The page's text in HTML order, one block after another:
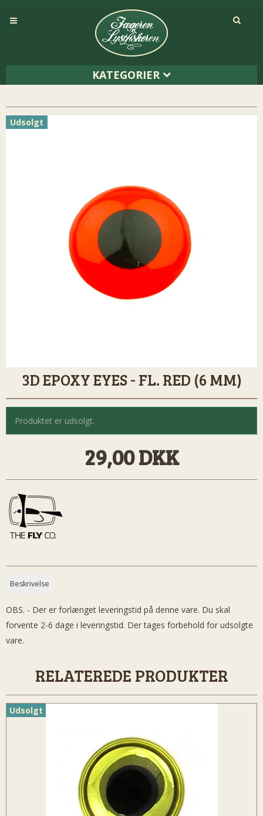
KATEGORIER
Udsolgt
3D EPOXY EYES - FL. RED (6 MM)
Produktet er udsolgt.
29,00 DKK
Beskrivelse
OBS. - Der er forlænget leveringstid på denne vare. Du skal
forvente 2-6 dage i leveringstid. Der tages forbehold for udsolgte
vare.
RELATEREDE PRODUKTER
Udsolgt